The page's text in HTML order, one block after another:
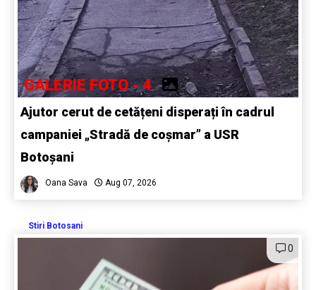
GALERIE FOTO - 4
Ajutor cerut de cetățeni disperați în cadrul
campaniei „Stradă de coșmar” a USR
Botoșani
Oana Sava Aug 07, 2026
Stiri Botosani
0